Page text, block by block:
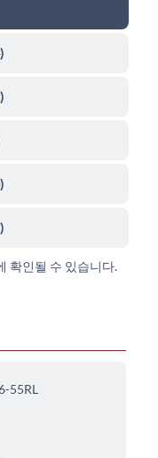
)
)
)
)
확인될 수 있습니다.
55RL